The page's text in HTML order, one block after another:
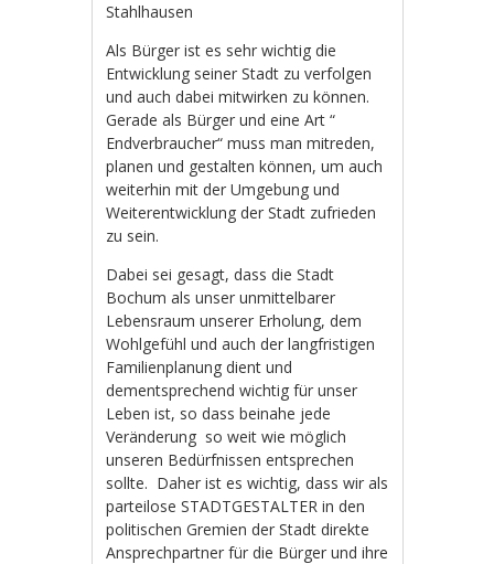
Stahlhausen
Als Bürger ist es sehr wichtig die
Entwicklung seiner Stadt zu verfolgen
und auch dabei mitwirken zu können.
Gerade als Bürger und eine Art “
Endverbraucher“ muss man mitreden,
planen und gestalten können, um auch
weiterhin mit der Umgebung und
Weiterentwicklung der Stadt zufrieden
zu sein.
Dabei sei gesagt, dass die Stadt
Bochum als unser unmittelbarer
Lebensraum unserer Erholung, dem
Wohlgefühl und auch der langfristigen
Familienplanung dient und
dementsprechend wichtig für unser
Leben ist, so dass beinahe jede
Veränderung so weit wie möglich
unseren Bedürfnissen entsprechen
sollte. Daher ist es wichtig, dass wir als
parteilose STADTGESTALTER in den
politischen Gremien der Stadt direkte
Ansprechpartner für die Bürger und ihre